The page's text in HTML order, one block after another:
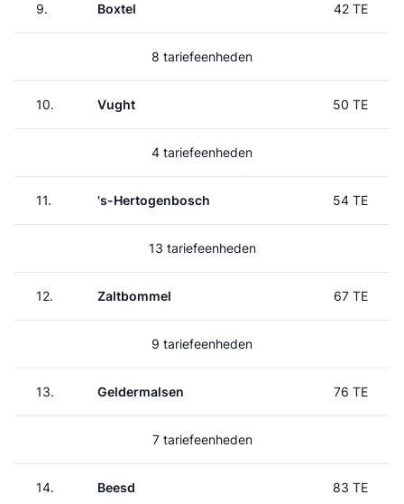
9. Boxtel 42 TE
8 tariefeenheden
10. Vught 50 TE
4 tariefeenheden
11. 's-Hertogenbosch 54 TE
13 tariefeenheden
12. Zaltbommel 67 TE
9 tariefeenheden
13. Geldermalsen 76 TE
7 tariefeenheden
14. Beesd 83 TE